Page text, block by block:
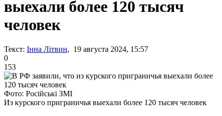
выехали более 120 тысяч
человек
Текст: Інна Літвин, 19 августа 2024, 15:57
0
153
Фото: Російські ЗМІ
Из курского приграничья выехали более 120 тысяч человек